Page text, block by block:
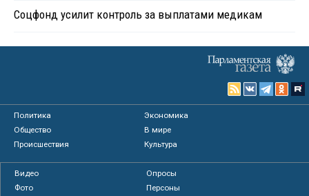
Соцфонд усилит контроль за выплатами медикам
Политика
Экономика
Общество
В мире
Происшествия
Культура
Видео
Опросы
Фото
Персоны